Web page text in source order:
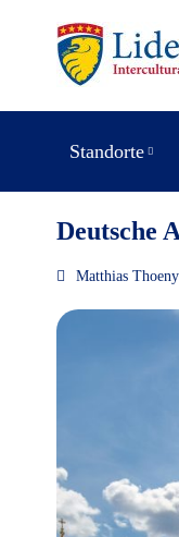
Standorte
Deutsche
Matthias Thoeny